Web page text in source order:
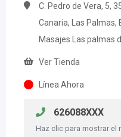
C. Pedro de Vera, 5,
Canaria, Las Palmas,
Masajes Las palmas
Ver Tienda
Línea Ahora
626088XXX
Haz clic para mostrar el